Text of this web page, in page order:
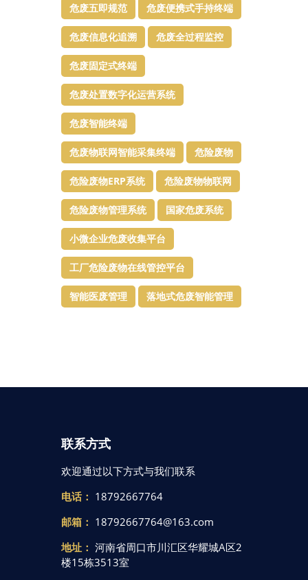
危废五即规范 危废便携式手持终端
危废信息化追溯 危废全过程监控
危废固定式终端
危废处置数字化运营系统
危废智能终端
危废物联网智能采集终端 危险废物
危险废物ERP系统 危险废物物联网
危险废物管理系统 国家危废系统
小微企业危废收集平台
工厂危险废物在线管控平台
智能医废管理 落地式危废智能管理
联系方式
欢迎通过以下方式与我们联系
电话： 18792667764
邮箱： 18792667764@163.com
地址： 河南省周口市川汇区华耀城A区2
楼15栋3513室